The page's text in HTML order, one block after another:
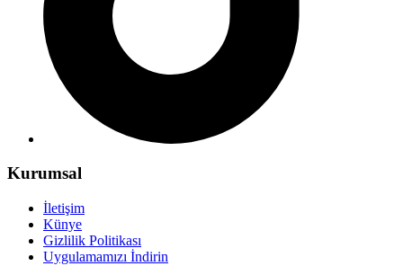
Kurumsal
İletişim
Künye
Gizlilik Politikası
Uygulamamızı İndirin